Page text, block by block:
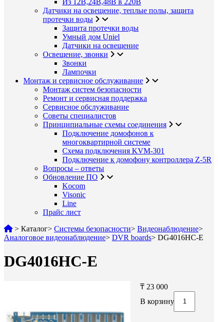
Из 12В,24В,48В в 220В
Датчики на освещение, теплые полы, защита
протечки воды
Защита протечки воды
Умный дом Uniel
Датчики на освещение
Освещение, звонки
Звонки
Лампочки
Монтаж и сервисное обслуживание
Монтаж систем безопасности
Ремонт и сервисная поддержка
Сервисное обслуживание
Советы специалистов
Принципиальные схемы соединения
Подключение домофонов к
многоквартирной системе
Схема подключения KVM-301
Подключение к домофону контроллера Z-5R
Вопросы – ответы
Обновление ПО
Kocom
Visonic
Line
Прайс лист
> Каталог> Системы безопасности> Видеонаблюдение>
Аналоговое видеонаблюдение> DVR boards> DG4016HC-E
DG4016HC-E
₸ 23 000
В корзину